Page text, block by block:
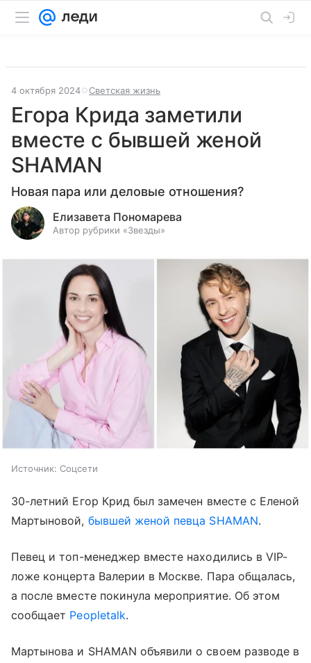
4 октября 2024 Светская жизнь
Егора Крида заметили
вместе с бывшей женой
SHAMAN
Новая пара или деловые отношения?
Елизавета Пономарева
Автор рубрики «Звезды»
Источник: Соцсети
30-летний Егор Крид был замечен вместе с Еленой
Мартыновой, бывшей женой певца SHAMAN.
Певец и топ-менеджер вместе находились в VIP-
ложе концерта Валерии в Москве. Пара общалась,
а после вместе покинула мероприятие. Об этом
сообщает Peopletalk.
Мартынова и SHAMAN объявили о своем разводе в